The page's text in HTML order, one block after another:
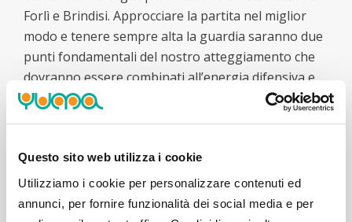
Questo sito web utilizza i cookie
Utilizziamo i cookie per personalizzare contenuti ed
annunci, per fornire funzionalità dei social media e per
Forlì e Brindisi. Approcciare la partita nel miglior
modo e tenere sempre alta la guardia saranno due
punti fondamentali del nostro atteggiamento che
dovranno essere combinati all’energia difensiva e
alla costruzione di buoni tiri per poter fare una
Cividale dopo un mese di stop per infortunio,
riuscendo subito a dare un contributo concreto alla
causa gialloblù con 8 punti in 14 minuti: "Quella di